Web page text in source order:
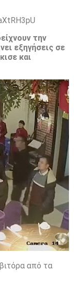
την
εξηγήσεις σε
και
από τα